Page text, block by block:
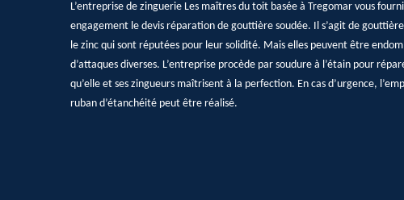
L’entreprise de zinguerie Les maîtres du toit basée à Tregomar vous
engagement le devis réparation de gouttière soudée. Il s’agit de
le zinc qui sont réputées pour leur solidité. Mais elles peuvent être
d’attaques diverses. L’entreprise procède par soudure à l’étain pour
qu’elle et ses zingueurs maîtrisent à la perfection. En cas d’urgence,
ruban d’étanchéité peut être réalisé.